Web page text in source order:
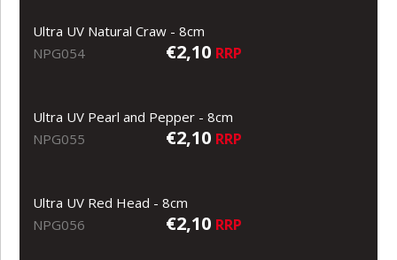
Ultra UV Natural Craw - 8cm
NPG054
€2,10 RRP
Ultra UV Pearl and Pepper - 8cm
NPG055
€2,10 RRP
Ultra UV Red Head - 8cm
NPG056
€2,10 RRP